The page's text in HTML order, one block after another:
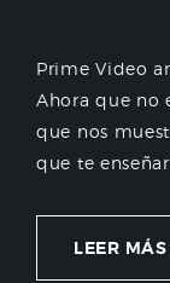
Prime Video
Ahora que no
que nos
que te
LEER MÁS